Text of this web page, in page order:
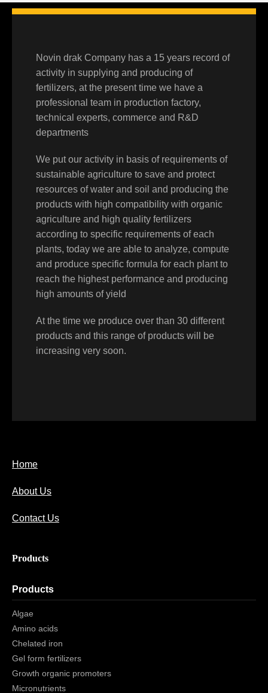
Novin drak Company has a 15 years record of
activity in supplying and producing of
fertilizers, at the present time we have a
professional team in production factory,
technical experts, commerce and R&D
departments
We put our activity in basis of requirements of
sustainable agriculture to save and protect
resources of water and soil and producing the
products with high compatibility with organic
agriculture and high quality fertilizers
according to specific requirements of each
plants, today we are able to analyze, compute
and produce specific formula for each plant to
reach the highest performance and producing
high amounts of yield
At the time we produce over than 30 different
products and this range of products will be
increasing very soon.
Home
About Us
Contact Us
Products
Products
Algae
Amino acids
Chelated iron
Gel form fertilizers
Growth organic promoters
Micronutrients